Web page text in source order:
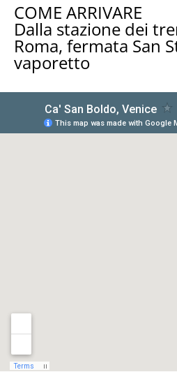
COME ARRIVARE
Dalla stazione dei
Roma, fermata San
vaporetto